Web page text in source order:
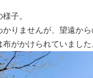
子。
りませんが、望遠から
がかけられていました